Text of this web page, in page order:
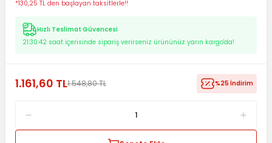
*130,25 TL den başlayan taksitlerle!!
Hızlı Teslimat Güvencesi
21:30:41saat içerisinde sipariş verirseniz ürününüz yarın kargo'da!
1.161,60 TL1.548,80 TL %25 İndirim